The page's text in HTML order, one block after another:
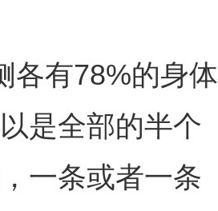
有78%的身体
是全部的半个
一条或者一条